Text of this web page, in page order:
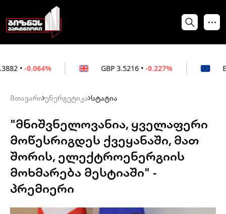
3.5216 • -0.227% 3.0212 •
მთავარი ენერგეტიკა სტატია
"მნიშვნელოვანია, ყველაფერი
მოწესრიგდეს ქვეყანაში, მათ
შორის, ელექტროენერგიის
მოხმარება მესტიაში" -
პრემიერი